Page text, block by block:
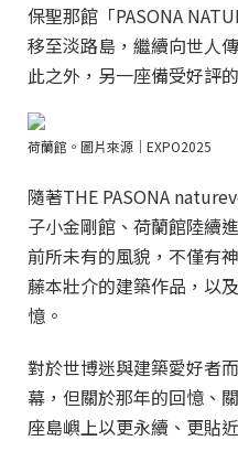
保聖那館「PASONA
移至淡路島，繼續向世人
此之外，另一座備受好評
荷蘭館。圖片來源｜EXPO2025
隨著THE PASONA
子小金剛館、荷蘭館陸續
前所未有的風貌，不僅有
藤本壯介的建築作品，以
憶。
對於世博迷與建築愛好者
幕，但關於那年的回憶、
座島嶼上以更永續、更貼